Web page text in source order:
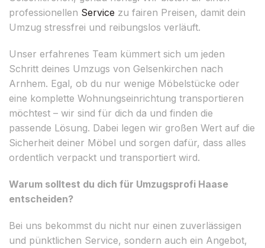
professionellen Service zu fairen Preisen, damit dein
Umzug stressfrei und reibungslos verläuft.
Unser erfahrenes Team kümmert sich um jeden
Schritt deines Umzugs von Gelsenkirchen nach
Arnhem. Egal, ob du nur wenige Möbelstücke oder
eine komplette Wohnungseinrichtung transportieren
möchtest – wir sind für dich da und finden die
passende Lösung. Dabei legen wir großen Wert auf die
Sicherheit deiner Möbel und sorgen dafür, dass alles
ordentlich verpackt und transportiert wird.
Warum solltest du dich für Umzugsprofi Haase
entscheiden?
Bei uns bekommst du nicht nur einen zuverlässigen
und pünktlichen Service, sondern auch ein Angebot,